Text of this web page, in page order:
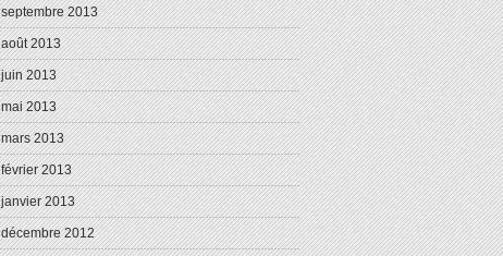
septembre 2013
août 2013
juin 2013
mai 2013
mars 2013
février 2013
janvier 2013
décembre 2012